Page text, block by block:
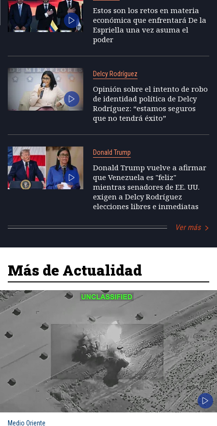
Estos son los retos en materia
económica que enfrentará De la
Espriella una vez asuma el
poder
Delcy Rodríguez
Opinión sobre el intento de robo
de identidad política de Delcy
Rodríguez: “estamos seguros
que no tendrá éxito”
Donald Trump
Donald Trump vuelve a afirmar
que Venezuela es "feliz"
mientras senadores de EE. UU.
exigen a Delcy Rodríguez
elecciones libres e inmediatas
Ver más
Más de Actualidad
Medio Oriente